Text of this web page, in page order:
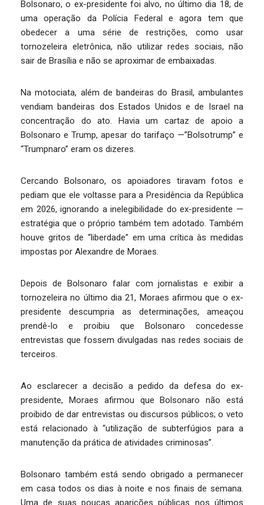
Bolsonaro, o ex-presidente foi alvo, no último dia 18, de
uma operação da Polícia Federal e agora tem que
obedecer a uma série de restrições, como usar
tornozeleira eletrônica, não utilizar redes sociais, não
sair de Brasília e não se aproximar de embaixadas.
Na motociata, além de bandeiras do Brasil, ambulantes
vendiam bandeiras dos Estados Unidos e de Israel na
concentração do ato. Havia um cartaz de apoio a
Bolsonaro e Trump, apesar do tarifaço —”Bolsotrump” e
“Trumpnaro” eram os dizeres.
Cercando Bolsonaro, os apoiadores tiravam fotos e
pediam que ele voltasse para a Presidência da República
em 2026, ignorando a inelegibilidade do ex-presidente —
estratégia que o próprio também tem adotado. Também
houve gritos de “liberdade” em uma crítica às medidas
impostas por Alexandre de Moraes.
Depois de Bolsonaro falar com jornalistas e exibir a
tornozeleira no último dia 21, Moraes afirmou que o ex-
presidente descumpria as determinações, ameaçou
prendê-lo e proibiu que Bolsonaro concedesse
entrevistas que fossem divulgadas nas redes sociais de
terceiros.
Ao esclarecer a decisão a pedido da defesa do ex-
presidente, Moraes afirmou que Bolsonaro não está
proibido de dar entrevistas ou discursos públicos; o veto
está relacionado à “utilização de subterfúgios para a
manutenção da prática de atividades criminosas”.
Bolsonaro também está sendo obrigado a permanecer
em casa todos os dias à noite e nos finais de semana.
Uma de suas poucas aparições públicas nos últimos